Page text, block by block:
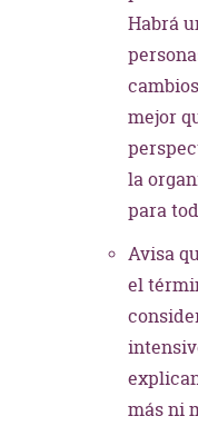
Habrá
mejor
la
para
Avisa
el
más ni